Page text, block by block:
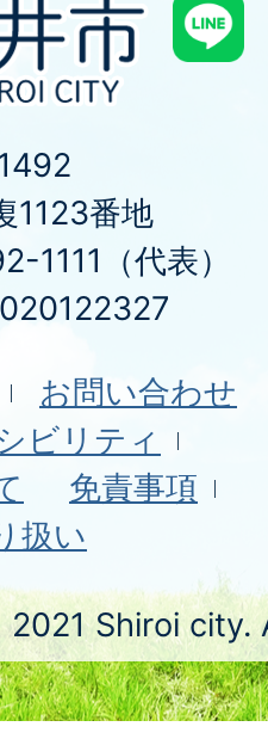
1123番地
1111（代表）
お問い合わせ
ビリティ
免責事項
扱い
Shiroi city.